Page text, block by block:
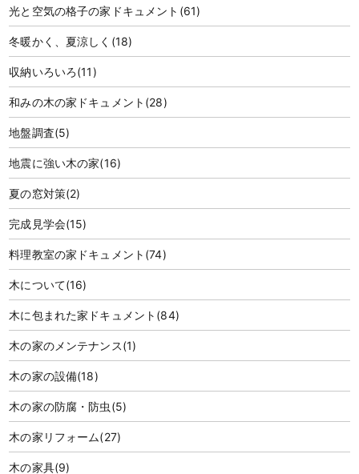
光と空気の格子の家ドキュメント (61)
冬暖かく、夏涼しく (18)
収納いろいろ(11)
和みの木の家ドキュメント (28)
地盤調査(5)
地震に強い木の家(16)
夏の窓対策(2)
完成見学会(15)
料理教室の家ドキュメント (74)
木について(16)
木に包まれた家ドキュメント (84)
木の家のメンテナンス(1)
木の家の設備(18)
木の家の防腐・防虫 (5)
木の家リフォーム(27)
木の家具(9)